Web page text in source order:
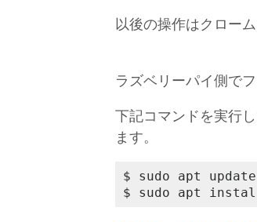
以後の操作はクロー
ラズベリーパイ側で
下記コマンドを実行
ます。
$ sudo apt update
$ sudo apt